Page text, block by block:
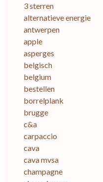
3 sterren
alternatieve energie
antwerpen
apple
asperges
belgisch
belgium
bestellen
borrelplank
brugge
c&a
carpaccio
cava
cava mvsa
champagne